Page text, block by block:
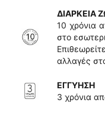
ΔΙΑΡΚΕΙΑ
10 χρόνια
στο
αλλαγές
ΕΓΓΥΗΣΗ
3 χρόνια